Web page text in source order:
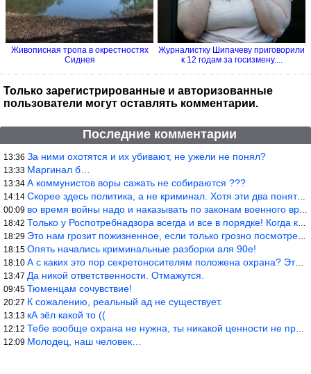
Живописная тропа в окрестностях
Сиднея
Журналистку Шипачеву приговорили
к 12 годам за госизмену....
Только зарегистрированные и авторизованные
пользователи могут оставлять комментарии.
Последние комментарии
13:36 За ними охотятся и их убивают, не ужели не понял?
13:33 Маргинал б…
13:34 А коммунистов воры сажать не собираются ???
14:14 Скорее здесь политика, а не криминал. Хотя эти два понятия начин
00:09 во время войны надо и наказывать по законам военного времени, а
18:42 Только у Роспотребнадзора всегда и все в порядке! Когда касается
18:29 Это нам грозит пожизненное, если только грозно посмотреть в их с
18:15 Опять начались криминальные разборки аля 90е!
18:10 А с каких это пор секретоносителям положена охрана? Это его зада
13:47 Да никой ответственности. Отмажутся.
09:45 Тюменцам сочувствие!
20:27 К сожалению, реальный ад не существует.
13:13 кА зёл какой то ((
12:12 Тебе вообще охрана не нужна, ты никакой ценности не представляеш
12:09 Молодец, наш человек…